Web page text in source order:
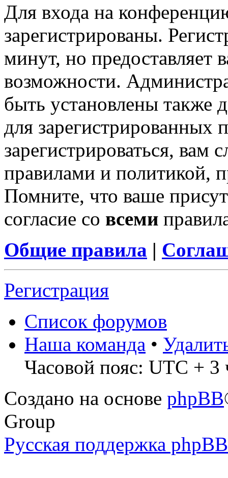
Для входа на
зарегистрированы.
минут, но предоставляет
возможности.
быть установлены также
для зарегистрированных
зарегистрироваться, вам
правилами и политикой,
Помните, что ваше
согласие со всеми
Общие правила |
Регистрация
Список форумов
Наша команда •
Часовой пояс: UTC + 3
Создано на основе phpBB
Group
Русская поддержка phpBB